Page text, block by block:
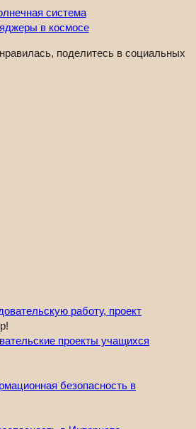
система
в космосе
поделитесь в социальных
работу, проект
безопасность в